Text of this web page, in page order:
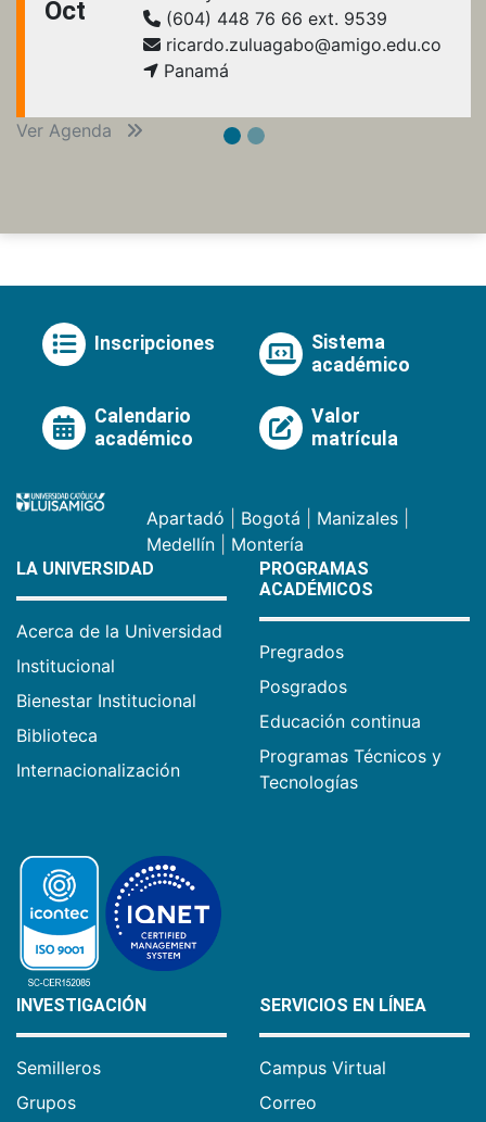
Oct
(604) 448 76 66 ext. 9539
ricardo.zuluagabo@amigo.edu.co
Panamá
Ver Agenda
Inscripciones
Sistema
académico
Calendario
académico
Valor
matrícula
Apartadó Bogotá Manizales
Medellín
Montería
LA UNIVERSIDAD
Acerca de la Universidad
Institucional
Bienestar Institucional
Biblioteca
Internacionalización
PROGRAMAS
ACADÉMICOS
Pregrados
Posgrados
Educación continua
Programas Técnicos y
Tecnologías
INVESTIGACIÓN
Semilleros
Grupos
SERVICIOS EN LÍNEA
Campus Virtual
Correo